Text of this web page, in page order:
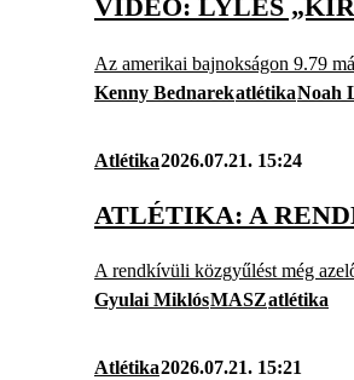
VIDEÓ: LYLES
Az amerikai bajnokságon 9.79
Kenny BednarekatlétikaNoah
Atlétika2026.07.21. 15:24
ATLÉTIKA: A
A rendkívüli közgyűlést még
Gyulai MiklósMASZatlétika
Atlétika2026.07.21. 15:21